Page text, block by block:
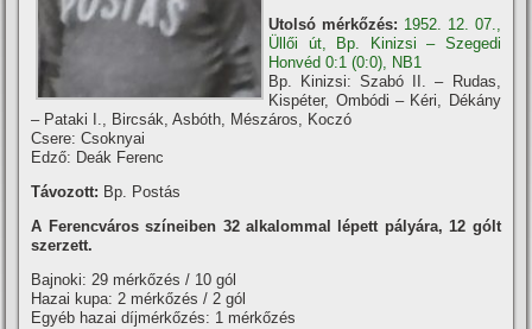
Utolsó mérkőzés: 1952. 12. 07.,
Üllői út, Bp. Kinizsi – Szegedi
Honvéd 0:1 (0:0), NB1
Bp. Kinizsi: Szabó II. – Rudas,
Kispéter, Ombódi – Kéri, Dékány
– Pataki I., Bircsák, Asbóth, Mészáros, Koczó
Csere: Csoknyai
Edző: Deák Ferenc
Távozott: Bp. Postás
A Ferencváros szí­neiben 32 alkalommal lépett pályára, 12 gólt
szerzett.
Bajnoki: 29 mérkőzés / 10 gól
Hazai kupa: 2 mérkőzés / 2 gól
Egyéb hazai dí­jmérkőzés: 1 mérkőzés